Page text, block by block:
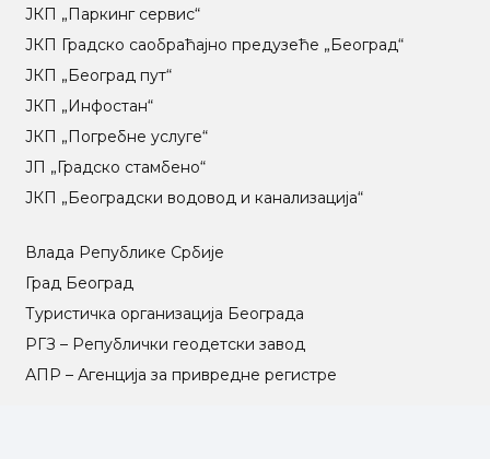
ЈКП „Паркинг сервис“
ЈКП Градско саобраћајно предузеће „Београд“
ЈКП „Београд пут“
ЈКП „Инфостан“
ЈКП „Погребне услуге“
ЈП „Градско стамбено“
ЈКП „Београдски водовод и канализација“
Влада Републике Србије
Град Београд
Туристичка организација Београда
РГЗ – Републички геодетски завод
АПР – Агенција за привредне регистре